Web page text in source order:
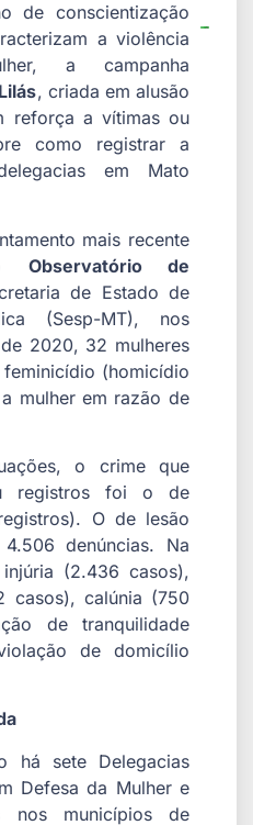
de conscientização
a violência
a campanha
, criada em alusão
reforça a vítimas ou
como registrar a
em Mato
mais recente
Observatório de
de Estado de
(Sesp-MT), nos
2020, 32 mulheres
(homicídio
mulher em razão de
o crime que
registros foi o de
O de lesão
denúncias. Na
(2.436 casos),
casos), calúnia (750
de tranquilidade
de domicílio
há sete Delegacias
Defesa da Mulher e
nos municípios de